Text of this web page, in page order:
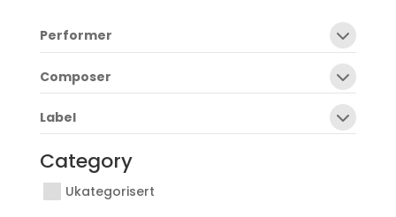
Performer
Composer
Label
Category
Ukategorisert